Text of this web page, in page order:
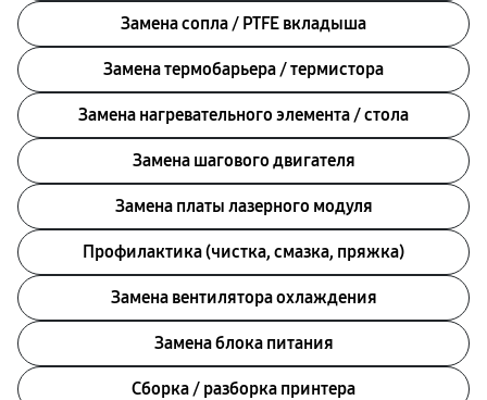
Замена сопла / PTFE вкладыша
Замена термобарьера / термистора
Замена нагревательного элемента / стола
Замена шагового двигателя
Замена платы лазерного модуля
Профилактика (чистка, смазка, пряжка)
Замена вентилятора охлаждения
Замена блока питания
Сборка / разборка принтера